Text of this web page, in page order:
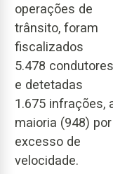
operações de
trânsito, foram
fiscalizados
5.478 condutores
e detetadas
1.675 infrações,
maioria (948) por
excesso de
velocidade.